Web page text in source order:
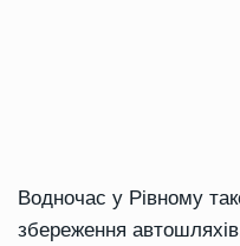
Водночас у Рівному
збереження